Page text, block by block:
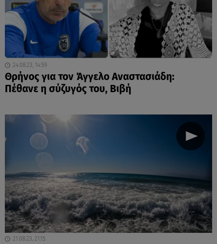
24.08.23, 14:59
Θρήνος για τον Άγγελο Αναστασιάδη:
Πέθανε η σύζυγός του, Βιβή
21.08.23, 21:15